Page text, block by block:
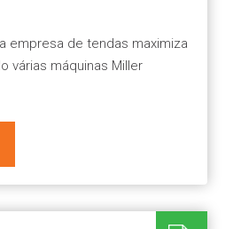
empresa de tendas maximiza
várias máquinas Miller